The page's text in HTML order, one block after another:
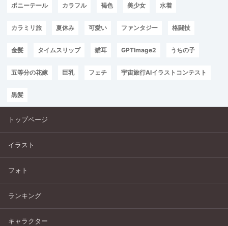
ポニーテール カラフル 褐色 美少女 水着
カラミリ旅 夏休み 可愛い ファンタジー 格闘技
金髪 タイムスリップ 猫耳 GPTImage2 うちの子
五等分の花嫁 巨乳 フェチ 宇宙旅行AIイラストコンテスト
黒髪
トップページ
イラスト
フォト
ランキング
キャラクター